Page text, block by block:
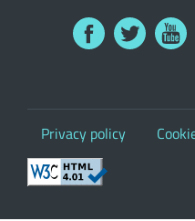
Privacy policy